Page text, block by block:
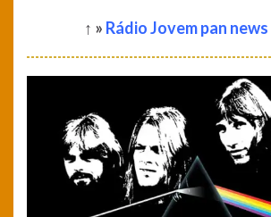
↑ » Rádio Jovem pan news